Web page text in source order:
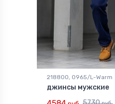
218800, 0965/L-Warm
джинсы мужские